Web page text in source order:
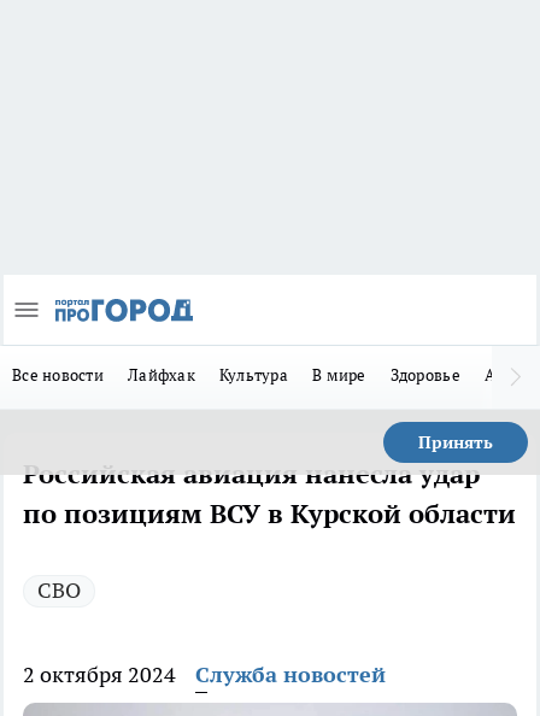
Все новости Лайфхак Культура В мире Здоровье Авто
Принять
Российская авиация нанесла удар
по позициям ВСУ в Курской области
СВО
2 октября 2024 Служба новостей